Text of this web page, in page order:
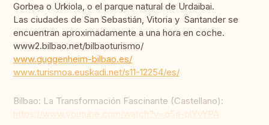
Gorbea o Urkiola, o el parque natural de Urdaibai.
Las ciudades de San Sebastián, Vitoria y Santander se
encuentran aproximadamente a una hora en coche.
www2.bilbao.net/bilbaoturismo/
www.guggenheim-bilbao.es/
www.turismoa.euskadi.net/s11-12254/es/
Bilbao: La Transformación Fascinante (Castellano):
https://www.youtube.com/watch?v=q5a-glYvYPA